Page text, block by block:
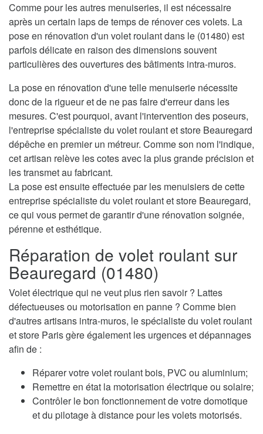
Comme pour les autres menuiseries, il est nécessaire
après un certain laps de temps de rénover ces volets. La
pose en rénovation d'un volet roulant dans le (01480) est
parfois délicate en raison des dimensions souvent
particulières des ouvertures des bâtiments intra-muros.
La pose en rénovation d'une telle menuiserie nécessite
donc de la rigueur et de ne pas faire d'erreur dans les
mesures. C'est pourquoi, avant l'intervention des poseurs,
l'entreprise spécialiste du volet roulant et store Beauregard
dépêche en premier un métreur. Comme son nom l'indique,
cet artisan relève les cotes avec la plus grande précision et
les transmet au fabricant.
La pose est ensuite effectuée par les menuisiers de cette
entreprise spécialiste du volet roulant et store Beauregard,
ce qui vous permet de garantir d'une rénovation soignée,
pérenne et esthétique.
Réparation de volet roulant sur
Beauregard (01480)
Volet électrique qui ne veut plus rien savoir ? Lattes
défectueuses ou motorisation en panne ? Comme bien
d'autres artisans intra-muros, le spécialiste du volet roulant
et store Paris gère également les urgences et dépannages
afin de :
Réparer votre volet roulant bois, PVC ou aluminium;
Remettre en état la motorisation électrique ou solaire;
Contrôler le bon fonctionnement de votre domotique
et du pilotage à distance pour les volets motorisés.